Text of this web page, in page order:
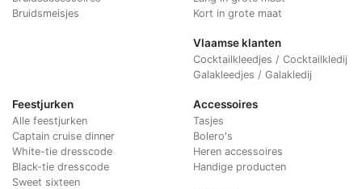
Bruidsmeisjes
Kort in grote maat
Vlaamse klanten
Cocktailkleedjes / Cocktailkledij
Galakleedjes / Galakledij
Feestjurken
Alle feestjurken
Captain cruise dinner
White-tie dresscode
Black-tie dresscode
Sweet sixteen
Accessoires
Tasjes
Bolero's
Heren accessoires
Handige producten